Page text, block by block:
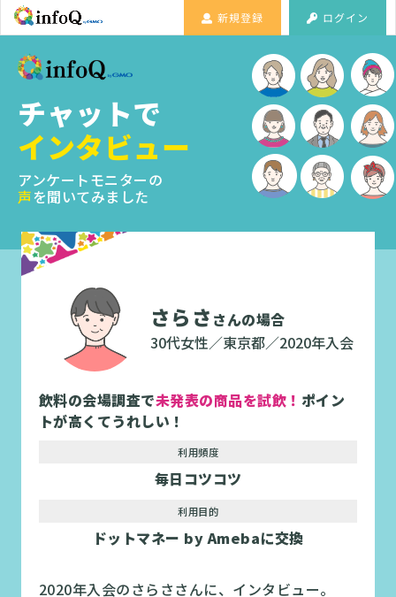
新規登録 ログイン
チャットで
インタビュー
アンケートモニターの
声を聞いてみました
さらさ さんの場合
30代女性／東京都／2020年入会
飲料の会場調査で未発表の商品を試飲！ ポイン
トが高くてうれしい！
利用頻度
毎日コツコツ
利用目的
ドットマネー by Amebaに交換
2020年入会のさらささんに、インタビュー。